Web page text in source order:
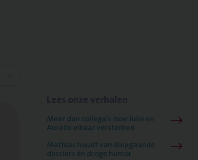
Meer dan collega’s: hoe Julie en
Aurélie elkaar versterken
Mathias houdt van diepgaande
dossiers én droge humor